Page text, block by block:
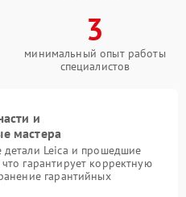
3
минимальный опыт работы
специалистов
и
мастера
детали Leica и прошедшие
гарантирует корректную
гарантийных